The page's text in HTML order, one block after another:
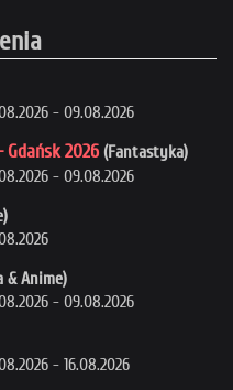
- 09.08.2026
2026 (Fantastyka)
- 09.08.2026
& Anime)
- 09.08.2026
- 16.08.2026